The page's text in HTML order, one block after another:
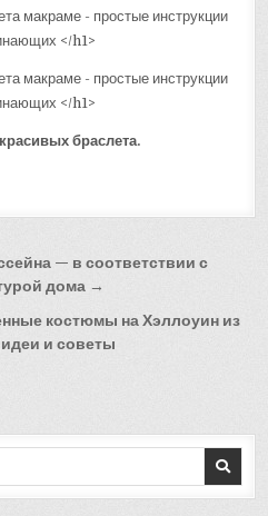
браслета.
— в соответствии с
дома →
костюмы на Хэллоуин из
и советы